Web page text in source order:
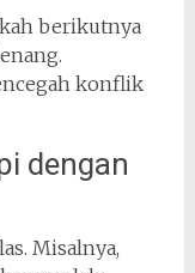
berikutnya
konflik
dengan
Misalnya,